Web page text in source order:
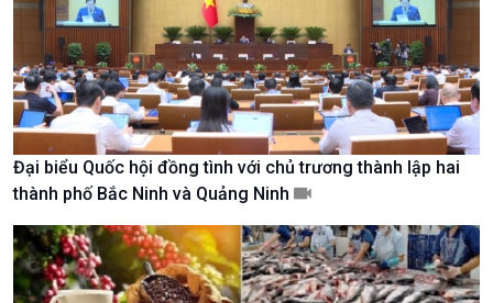
Tin Chính trị
Chính phủ với người dân
Tin thế giới
Vấn đề quốc tế
Đại biểu Quốc hội đồng tình với chủ trương thành lập hai
thành phố Bắc Ninh và Quảng Ninh